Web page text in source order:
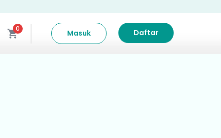
0 Masuk Daftar